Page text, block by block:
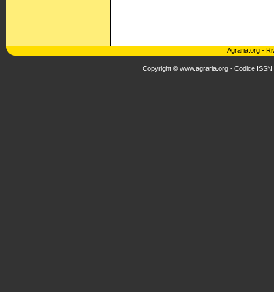
Agraria.org -
Copyright © www.agraria.org - Codice